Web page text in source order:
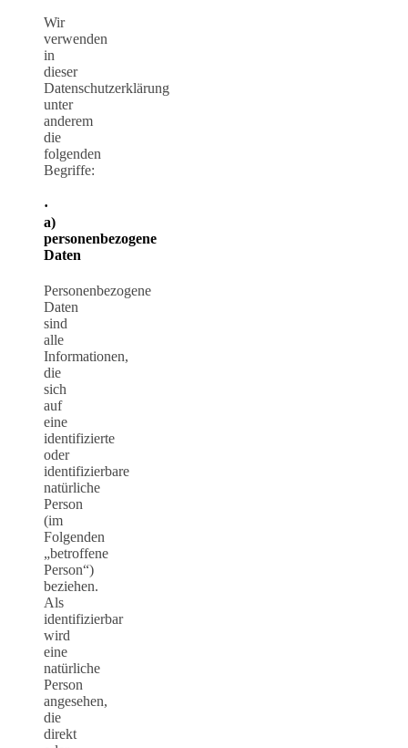
Wir
verwenden
in
dieser
Datenschutzerklärung
unter
anderem
die
folgenden
Begriffe:
·
a)
personenbezogene
Daten
Personenbezogene
Daten
sind
alle
Informationen,
die
sich
auf
eine
identifizierte
oder
identifizierbare
natürliche
Person
(im
Folgenden
„betroffene
Person“)
beziehen.
Als
identifizierbar
wird
eine
natürliche
Person
angesehen,
die
direkt